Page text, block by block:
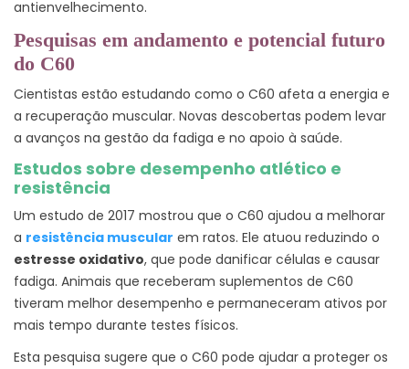
antienvelhecimento.
Pesquisas em andamento e potencial futuro
do C60
Cientistas estão estudando como o C60 afeta a energia e
a recuperação muscular. Novas descobertas podem levar
a avanços na gestão da fadiga e no apoio à saúde.
Estudos sobre desempenho atlético e
resistência
Um estudo de 2017 mostrou que o C60 ajudou a melhorar
a resistência muscular em ratos. Ele atuou reduzindo o
estresse oxidativo, que pode danificar células e causar
fadiga. Animais que receberam suplementos de C60
tiveram melhor desempenho e permaneceram ativos por
mais tempo durante testes físicos.
Esta pesquisa sugere que o C60 pode ajudar a proteger os